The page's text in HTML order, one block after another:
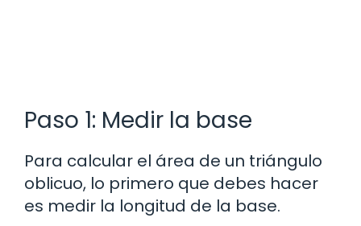
Paso 1: Medir la base
Para calcular el área de un triángulo
oblicuo, lo primero que debes hacer
es medir la longitud de la base.